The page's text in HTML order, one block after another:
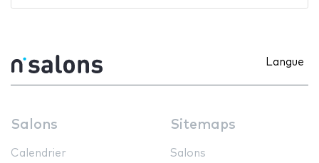
Langue
Salons
Calendrier
Sitemaps
Salons